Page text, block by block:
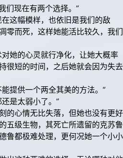
们现在有两个选择。”
这幅模样，也依旧是我们的敌
零而死，这样她能活比较久，我们
她的心灵就行净化，让她大概率
很短的时间，之后她就会因为失去
提供一个两全其美的方法。”
是太弱小了。”
的心情无比失落，但她也没有更好
五级生物，其死亡所遗留的克苏鲁
鲁都极难处理，更何况她一个小小